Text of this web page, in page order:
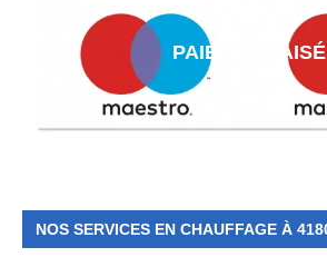
PAIEMENT AISÉ
NOS SERVICES EN CHAUFFAGE À